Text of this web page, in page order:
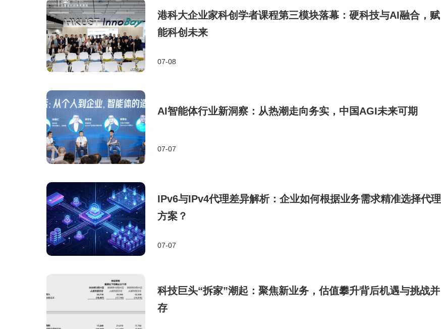
港科大企业家科创学者课程第三模块落幕：硬科技与AI融合，赋
能科创未来
07-08
AI智能体行业新洞察：从热潮走向务实，中国AGI未来可期
07-07
IPv6与IPv4代理差异解析：企业如何根据业务需求精准选择代理
方案？
07-07
科技巨头“拆家”潮起：聚焦新业务，估值攀升背后机遇与挑战并
存